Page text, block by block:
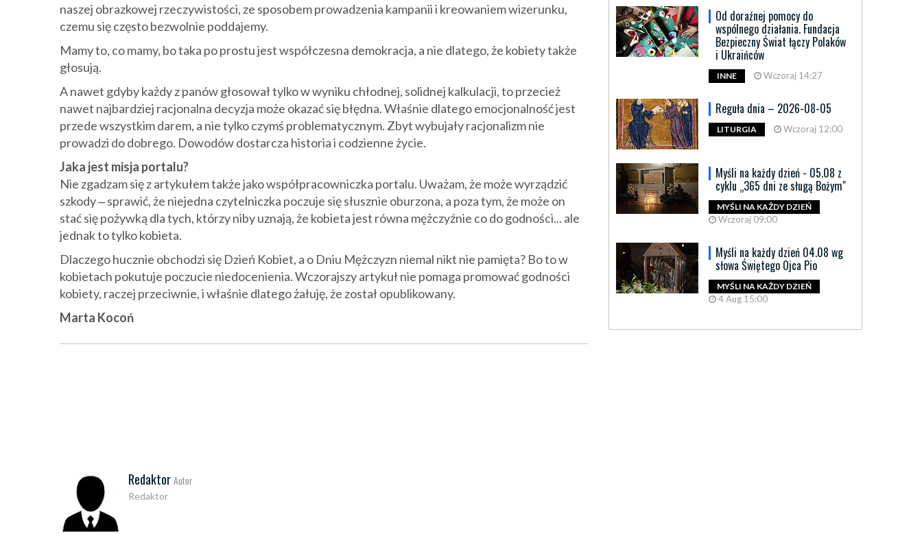
naszej obrazkowej rzeczywistości, ze sposobem prowadzenia kampanii i kreowaniem wizerunku,
czemu się często bezwolnie poddajemy.
Mamy to, co mamy, bo taka po prostu jest współczesna demokracja, a nie dlatego, że kobiety także
głosują.
A nawet gdyby każdy z panów głosował tylko w wyniku chłodnej, solidnej kalkulacji, to przecież
nawet najbardziej racjonalna decyzja może okazać się błędna. Właśnie dlatego emocjonalność jest
przede wszystkim darem, a nie tylko czymś problematycznym. Zbyt wybujały racjonalizm nie
prowadzi do dobrego. Dowodów dostarcza historia i codzienne życie.
Jaka jest misja portalu?
Nie zgadzam się z artykułem także jako współpracowniczka portalu. Uważam, że może wyrządzić
szkody ‒ sprawić, że niejedna czytelniczka poczuje się słusznie oburzona, a poza tym, że może on
stać się pożywką dla tych, którzy niby uznają, że kobieta jest równa mężczyźnie co do godności... ale
jednak to tylko kobieta.
Dlaczego hucznie obchodzi się Dzień Kobiet, a o Dniu Mężczyzn niemal nikt nie pamięta? Bo to w
kobietach pokutuje poczucie niedocenienia. Wczorajszy artykuł nie pomaga promować godności
kobiety, raczej przeciwnie, i właśnie dlatego żałuję, że został opublikowany.
Marta Kocoń
Redaktor Autor
Redaktor
Od doraźnej pomocy do
wspólnego działania. Fundacja
Bezpieczny Świat łączy Polaków
i Ukraińców
INNE Wczoraj 14:27
Reguła dnia – 2026-08-05
LITURGIA Wczoraj 12:00
Myśli na każdy dzień - 05.08 z
cyklu „365 dni ze sługą Bożym"
MYŚLI NA KAŻDY DZIEŃ
Wczoraj 09:00
Myśli na każdy dzień 04.08 wg
słowa Świętego Ojca Pio
MYŚLI NA KAŻDY DZIEŃ
4 Aug 15:00